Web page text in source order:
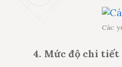
Các
4. Mức độ chi